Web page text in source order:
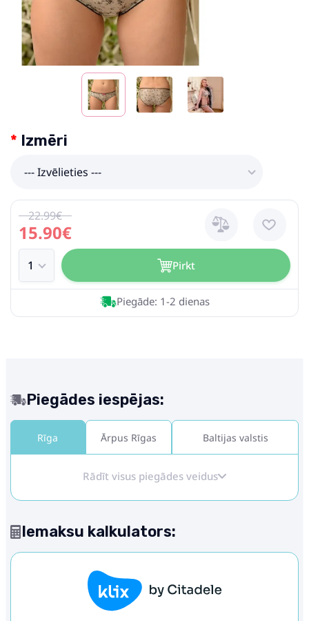
Izmēri
--- Izvēlieties ---
15.90€
22.99€
Pirkt
Piegāde: 1-2 dienas
Piegādes iespējas:
Rīga Ārpus Rīgas Baltijas valstis
Rādīt visus piegādes veidus
Iemaksu kalkulators: